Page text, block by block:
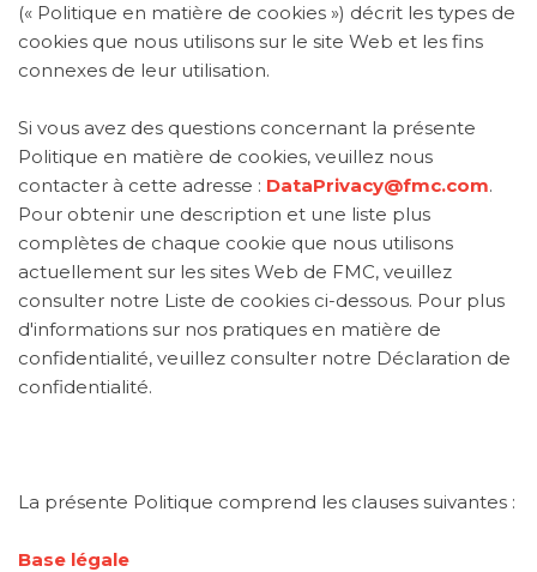
(« Politique en matière de cookies ») décrit les types de
cookies que nous utilisons sur le site Web et les fins
connexes de leur utilisation.
Si vous avez des questions concernant la présente
Politique en matière de cookies, veuillez nous
contacter à cette adresse : DataPrivacy@fmc.com.
Pour obtenir une description et une liste plus
complètes de chaque cookie que nous utilisons
actuellement sur les sites Web de FMC, veuillez
consulter notre Liste de cookies ci-dessous. Pour plus
d'informations sur nos pratiques en matière de
confidentialité, veuillez consulter notre Déclaration de
confidentialité.
La présente Politique comprend les clauses suivantes :
Base légale